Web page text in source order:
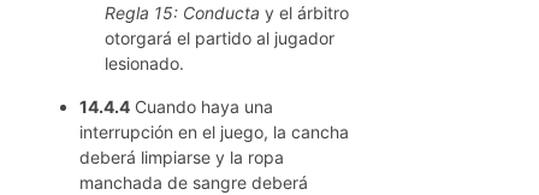
Regla 15: Conducta y el árbitro
otorgará el partido al jugador
lesionado.
14.4.4 Cuando haya una
interrupción en el juego, la cancha
deberá limpiarse y la ropa
manchada de sangre deberá